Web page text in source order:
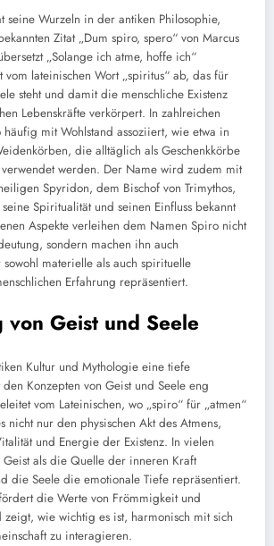
seine Wurzeln in der antiken Philosophie,
Zitat „Dum spiro, spero“ von Marcus
„Solange ich atme, hoffe ich“
vom lateinischen Wort „spiritus“ ab, das für
steht und damit die menschliche Existenz
Lebenskräfte verkörpert. In zahlreichen
mit Wohlstand assoziiert, wie etwa in
die alltäglich als Geschenkkörbe
werden. Der Name wird zudem mit
Spyridon, dem Bischof von Trimythos,
Spiritualität und seinen Einfluss bekannt
Aspekte verleihen dem Namen Spiro nicht
sondern machen ihn auch
materielle als auch spirituelle
Erfahrung repräsentiert.
von Geist und Seele
Kultur und Mythologie eine tiefe
Konzepten von Geist und Seele eng
vom Lateinischen, wo „spiro“ für „atmen“
nicht nur den physischen Akt des Atmens,
und Energie der Existenz. In vielen
als die Quelle der inneren Kraft
die Seele die emotionale Tiefe repräsentiert.
die Werte von Frömmigkeit und
zeigt, wie wichtig es ist, harmonisch mit sich
zu interagieren.